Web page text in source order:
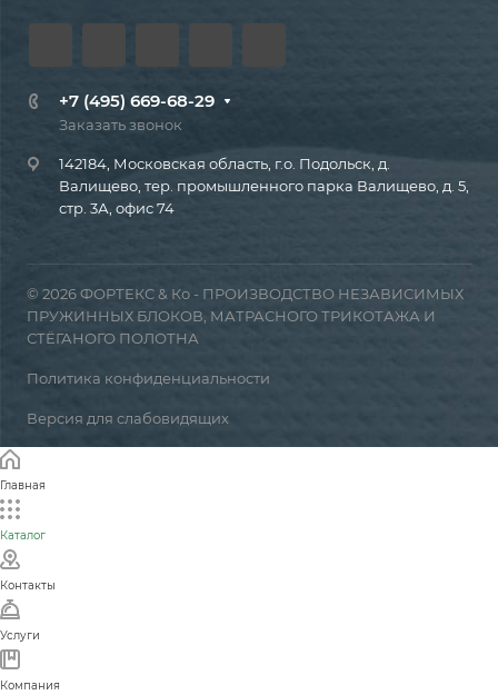
+7 (495) 669-68-29
Заказать звонок
142184, Московская область, г.о. Подольск, д.
Валищево, тер. промышленного парка Валищево, д. 5,
стр. 3А, офис 74
© 2026 ФОРТЕКС & Ко - ПРОИЗВОДСТВО НЕЗАВИСИМЫХ
ПРУЖИННЫХ БЛОКОВ, МАТРАСНОГО ТРИКОТАЖА И
СТЁГАНОГО ПОЛОТНА
Политика конфиденциальности
Версия для слабовидящих
Главная
Каталог
Контакты
Услуги
Компания